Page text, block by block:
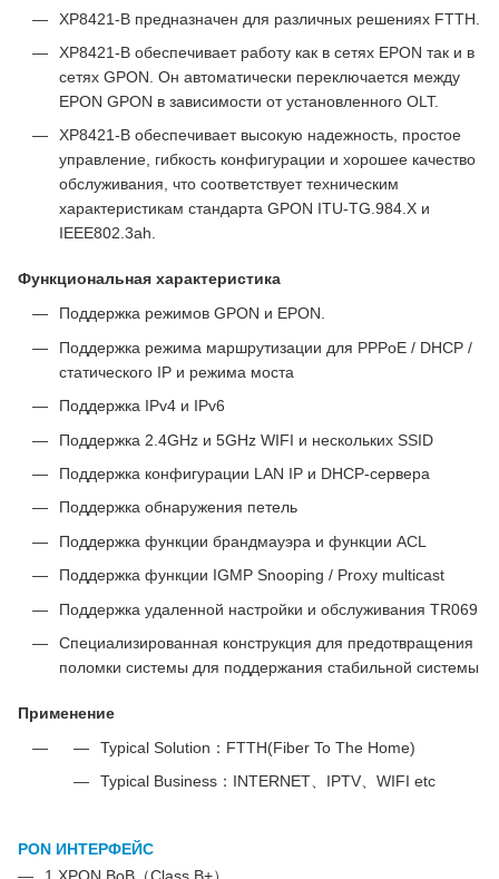
XP8421-B предназначен для различных решениях FTTH.
XP8421-B обеспечивает работу как в сетях EPON так и в
сетях GPON. Он автоматически переключается между
EPON GPON в зависимости от установленного OLT.
XP8421-B обеспечивает высокую надежность, простое
управление, гибкость конфигурации и хорошее качество
обслуживания, что соответствует техническим
характеристикам стандарта GPON ITU-TG.984.X и
IEEE802.3ah.
Функциональная характеристика
Поддержка режимов GPON и EPON.
Поддержка режима маршрутизации для PPPoE / DHCP /
статического IP и режима моста
Поддержка IPv4 и IPv6
Поддержка 2.4GHz и 5GHz WIFI и нескольких SSID
Поддержка конфигурации LAN IP и DHCP-сервера
Поддержка обнаружения петель
Поддержка функции брандмауэра и функции ACL
Поддержка функции IGMP Snooping / Proxy multicast
Поддержка удаленной настройки и обслуживания TR069
Специализированная конструкция для предотвращения
поломки системы для поддержания стабильной системы
Применение
Typical Solution：FTTH(Fiber To The Home)
Typical Business：INTERNET、IPTV、WIFI etc
PON ИНТЕРФЕЙС